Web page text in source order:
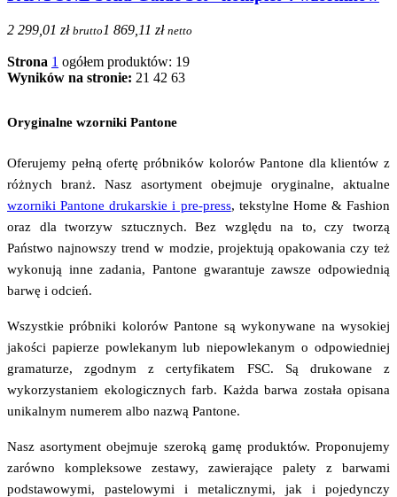
2 299,01 zł brutto 1 869,11 zł netto
Strona 1 ogółem produktów: 19
Wyników na stronie: 21 42 63
Oryginalne wzorniki Pantone
Oferujemy pełną ofertę próbników kolorów Pantone dla klientów z
różnych branż. Nasz asortyment obejmuje oryginalne, aktualne
wzorniki Pantone drukarskie i pre-press, tekstylne Home & Fashion
oraz dla tworzyw sztucznych. Bez względu na to, czy tworzą
Państwo najnowszy trend w modzie, projektują opakowania czy też
wykonują inne zadania, Pantone gwarantuje zawsze odpowiednią
barwę i odcień.
Wszystkie próbniki kolorów Pantone są wykonywane na wysokiej
jakości papierze powlekanym lub niepowlekanym o odpowiedniej
gramaturze, zgodnym z certyfikatem FSC. Są drukowane z
wykorzystaniem ekologicznych farb. Każda barwa została opisana
unikalnym numerem albo nazwą Pantone.
Nasz asortyment obejmuje szeroką gamę produktów. Proponujemy
zarówno kompleksowe zestawy, zawierające palety z barwami
podstawowymi, pastelowymi i metalicznymi, jak i pojedynczy